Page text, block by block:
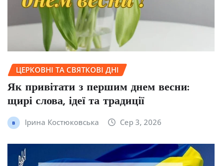
ЦЕРКОВНІ ТА СВЯТКОВІ ДНІ
Як привітати з першим днем весни:
щирі слова, ідеї та традиції
Ірина Костюковська Сер 3, 2026